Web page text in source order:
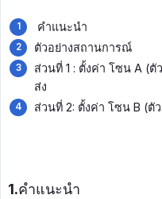
คำแนะนำ
ตัวอย่างสถานการณ์
ส่วนที่ 1 : ตั้งค่า โซน A (ตั
ส่ง
ส่วนที่ 2: ตั้งค่า โซน B (ตั
1.คำแนะนำ